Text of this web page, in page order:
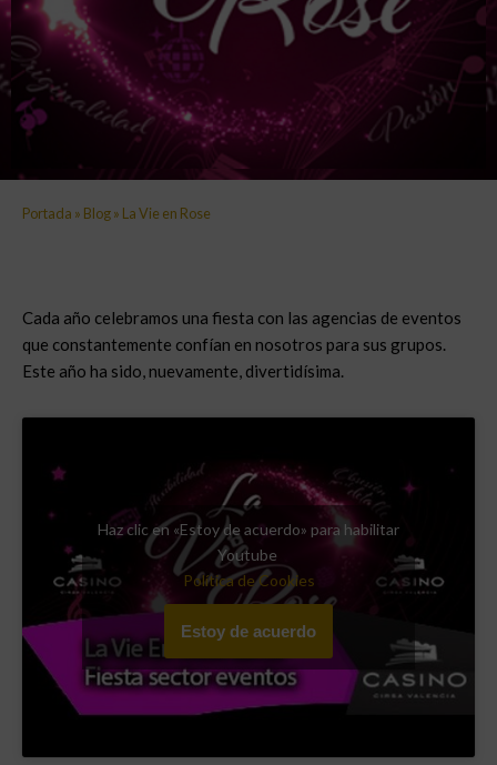
Portada » Blog» La Vie en Rose
Cada año celebramos una fiesta con las agencias de eventos
que constantemente confían en nosotros para sus grupos.
Este año ha sido, nuevamente, divertidísima.
Haz clic en «Estoy de acuerdo» para habilitar
Youtube
Política de Cookies
Estoy de acuerdo